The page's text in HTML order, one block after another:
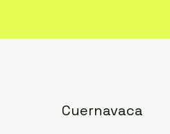
Cuernavaca